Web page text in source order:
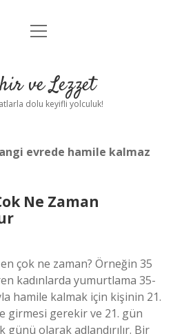
Anasayfa
Yasal Uyarı
menüyü
ve Lezzet
dolu keyifli yolculuk!
evrede hamile kalmaz
Ne Zaman
çok ne zaman? Örneğin 35
kadınlarda yumurtlama 35-
hamile kalmak için kişinin 21.
girmesi gerekir ve 21. gün
günü olarak adlandırılır. Bir